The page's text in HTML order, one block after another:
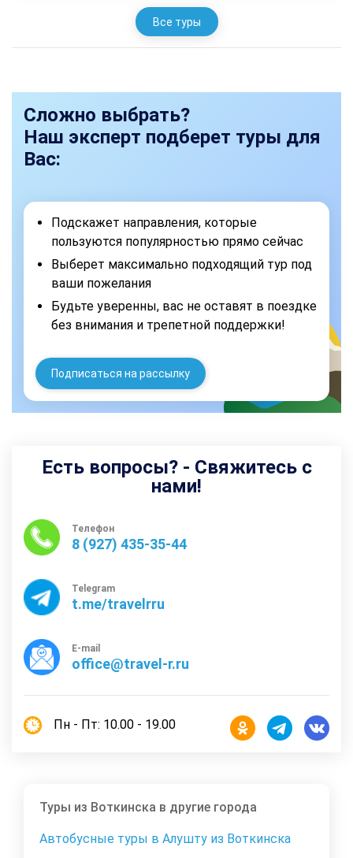
Все туры
Сложно выбрать?
Наш эксперт подберет туры для
Вас:
Подскажет направления, которые
пользуются популярностью прямо сейчас
Выберет максимально подходящий тур под
ваши пожелания
Будьте уверенны, вас не оставят в поездке
без внимания и трепетной поддержки!
Подписаться на рассылку
Есть вопросы? - Свяжитесь с
нами!
Телефон
8 (927) 435-35-44
Telegram
t.me/travelrru
E-mail
office@travel-r.ru
Пн - Пт: 10.00 - 19.00
Туры из Воткинска в другие города
Автобусные туры в Алушту из Воткинска